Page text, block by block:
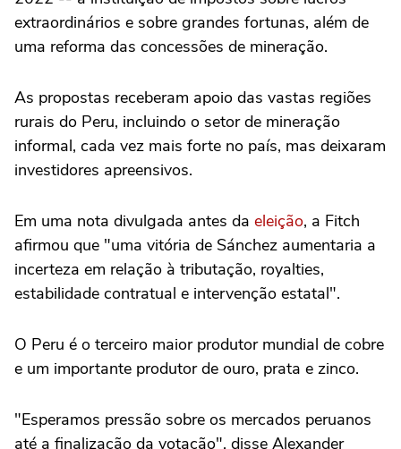
extraordinários e ⁠sobre grandes fortunas, além ⁠de
uma reforma das concessões de mineração.
As propostas receberam apoio das vastas regiões
rurais do Peru, incluindo o setor ⁠de mineração
informal, cada vez mais forte no país, ‌mas deixaram
investidores apreensivos.
Em uma ‌nota divulgada antes da eleição, a Fitch
afirmou que "uma vitória de Sánchez aumentaria a
incerteza em relação à tributação, royalties,
estabilidade contratual e intervenção estatal".
O Peru é o terceiro maior produtor mundial de cobre
e um importante produtor de ouro, prata e zinco.
"Esperamos pressão sobre ⁠os mercados peruanos
até a finalização da votação", disse Alexander